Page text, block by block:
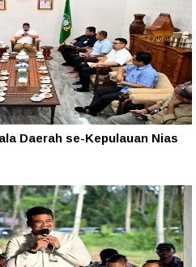
Daerah se-Kepulauan Nias